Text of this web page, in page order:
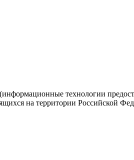
(информационные технологии
на территории Российской